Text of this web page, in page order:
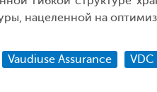
нацеленной на
Vaudiuse Assurance VDC